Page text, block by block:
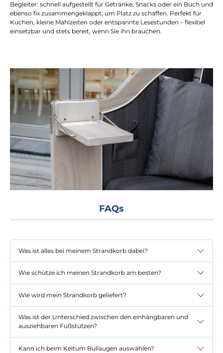
Begleiter: schnell aufgestellt für Getränke, Snacks oder ein Buch und
ebenso fix zusammengeklappt, um Platz zu schaffen. Perfekt für
Kuchen, kleine Mahlzeiten oder entspannte Lesestunden – flexibel
einsetzbar und stets bereit, wenn Sie ihn brauchen.
FAQs
Was ist alles bei meinem Strandkorb dabei?
Wie schütze ich meinen Strandkorb am besten?
Wie wird mein Strandkorb geliefert?
Was ist der Unterschied zwischen den einhängbaren und
ausziehbaren Fußstützen?
Kann ich beim Keitum Bullaugen auswählen?